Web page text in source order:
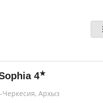
4★
Черкесия, Архыз